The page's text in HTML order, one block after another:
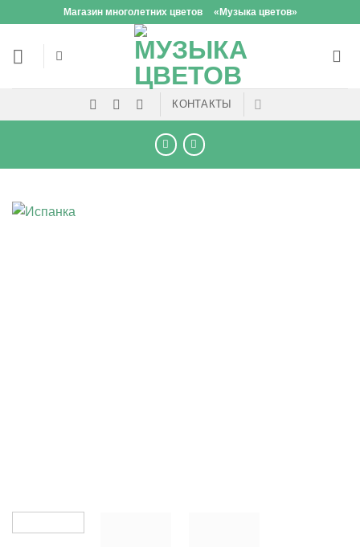
content
Магазин многолетних цветов «Музыка цветов»
КОНТАКТЫ